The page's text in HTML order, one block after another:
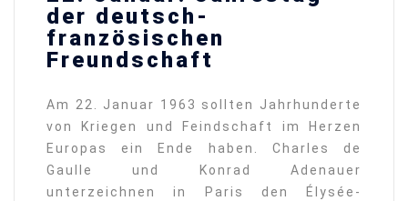
der deutsch-
französischen
Freundschaft
Am 22. Januar 1963 sollten Jahrhunderte
von Kriegen und Feindschaft im Herzen
Europas ein Ende haben. Charles de
Gaulle und Konrad Adenauer
unterzeichnen in Paris den Élysée-